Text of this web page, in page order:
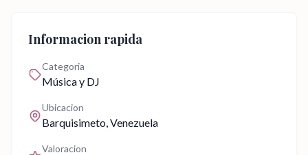
Informacion rapida
Categoria
Música y DJ
Ubicacion
Barquisimeto, Venezuela
Valoracion